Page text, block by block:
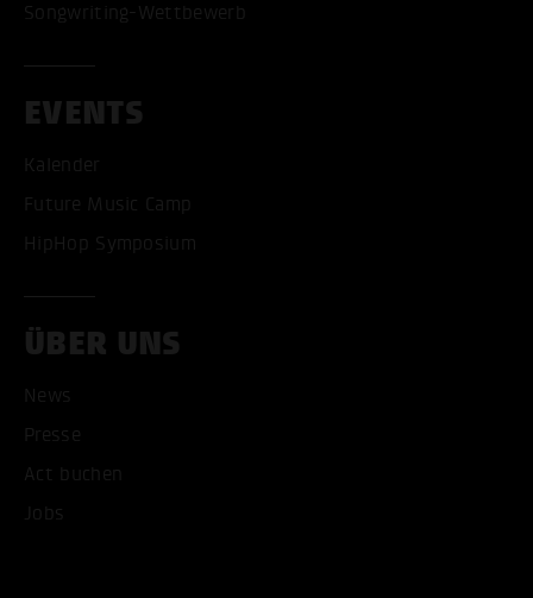
Songwriting-Wettbewerb
EVENTS
Kalender
Future Music Camp
HipHop Symposium
ÜBER UNS
News
Presse
Act buchen
Jobs